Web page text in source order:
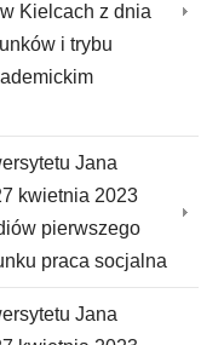
Kielcach z dnia
i trybu
Jana
kwietnia 2023
pierwszego
praca socjalna
Jana